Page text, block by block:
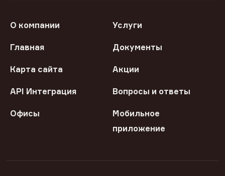
О компании Услуги
Главная Документы
Карта сайта Акции
API Интеграция Вопросы и ответы
Офисы
Мобильное
приложение